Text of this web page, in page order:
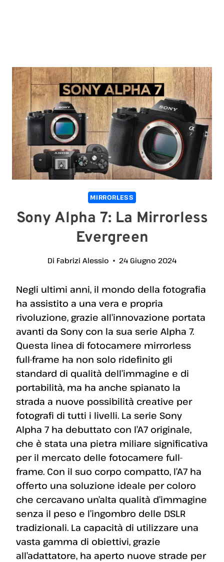
MIRRORLESS
Sony Alpha 7: La Mirrorless
Evergreen
Di Fabrizi Alessio 24 Giugno 2024
Negli ultimi anni, il mondo della fotografia
ha assistito a una vera e propria
rivoluzione, grazie all’innovazione portata
avanti da Sony con la sua serie Alpha 7.
Questa linea di fotocamere mirrorless
full-frame ha non solo ridefinito gli
standard di qualità dell’immagine e di
portabilità, ma ha anche spianato la
strada a nuove possibilità creative per
fotografi di tutti i livelli. La serie Sony
Alpha 7 ha debuttato con l’A7 originale,
che è stata una pietra miliare significativa
per il mercato delle fotocamere full-
frame. Con il suo corpo compatto, l’A7 ha
offerto una soluzione ideale per coloro
che cercavano un’alta qualità d’immagine
senza il peso e l’ingombro delle DSLR
tradizionali. La capacità di utilizzare una
vasta gamma di obiettivi, grazie
all’adattatore, ha aperto nuove strade per